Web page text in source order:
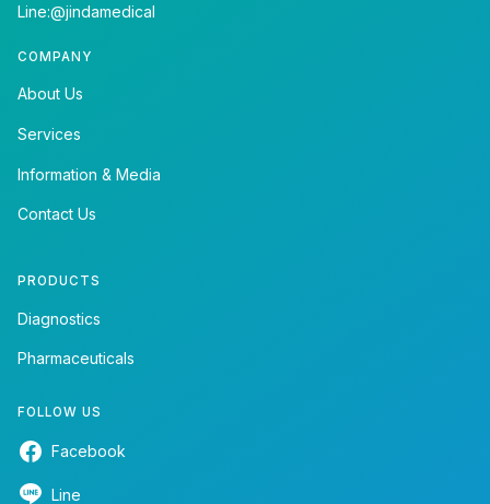
Line:@jindamedical
COMPANY
About Us
Services
Information & Media
Contact Us
PRODUCTS
Diagnostics
Pharmaceuticals
FOLLOW US
Facebook
Line